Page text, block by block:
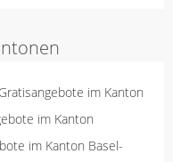
Gratisangebote im Kanton
im Kanton
im Kanton Basel-